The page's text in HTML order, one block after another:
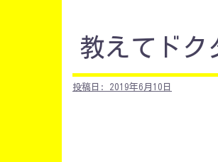
教えてド
投稿日: 2019年6月10日